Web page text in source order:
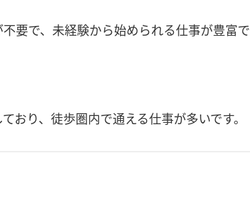
要で、未経験から始められる仕事が豊富で
おり、徒歩圏内で通える仕事が多いです。